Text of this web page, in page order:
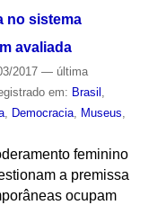
no sistema
avaliada
2017 — última
em: Brasil ,
, Democracia, Museus,
feminino
a premissa
ocupam